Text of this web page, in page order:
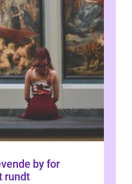
by for
rundt